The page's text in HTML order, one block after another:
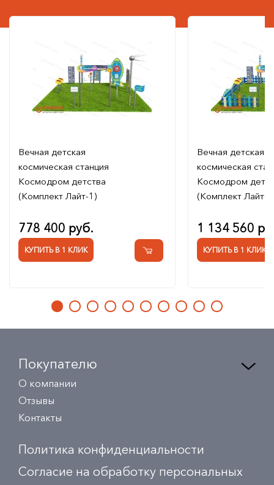
Вечная детская
космическая станция
Космодром детства
(Комплект Лайт-1)
778 400 руб.
КУПИТЬ В 1 КЛИК
Вечная детская
космическая
Космодром
(Комплект Лайт-
1 134 560
КУПИТЬ В 1 КЛИК
Покупателю
О компании
Отзывы
Контакты
Политика конфиденциальности
Согласие на обработку персональных